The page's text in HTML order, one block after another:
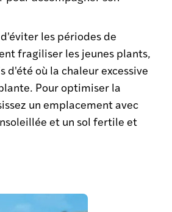
les périodes de
fragiliser les jeunes plants,
d'été où la chaleur excessive
Pour optimiser la
un emplacement avec
et un sol fertile et